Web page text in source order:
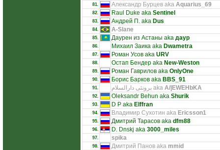
81. Александр Бурцев aka Aquarius_69
82. Raul Duke aka Sentinel
83. Андрей П. aka Dus
84. A-Slane
85. Даурен из Астаны aka даур
86. Михаил Заика aka Dwametra
87. Роман Усов aka URV
88. Остап Бендер aka New-Weston
89. Роман Гаврилов aka OnlyOne
90. Борис Барков aka BBS_91
91. برونئی دارالسلام aka A/|EWEHbKA
92. Oleksandr Behun aka Shurik
93. D P aka Elffran
94. Владимир Сухотин aka Ericsson1
95. Дмитрий Тарасов aka dfm88
96. D. Dnskj aka 3000_miles
97. spika
98. Дмитрий Панов aka mmid